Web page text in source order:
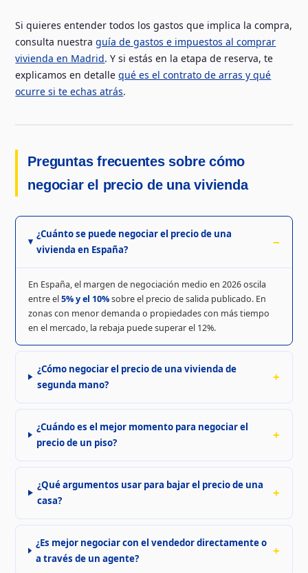
Si quieres entender todos los gastos que implica la compra,
consulta nuestraguía de gastos e impuestos al comprar
vivienda en Madrid. Y si estás en la etapa de reserva, te
explicamos en detallequé es el contrato de arras y qué
ocurre si te echas atrás.
Preguntas frecuentes sobre cómo
negociar el precio de una vivienda
¿Cuánto se puede negociar el precio de una
vivienda en España?
En España, el margen de negociación medio en 2026 oscila
entre el5% y el 10%sobre el precio de salida publicado. En
zonas con menor demanda o propiedades con más tiempo
en el mercado, la rebaja puede superar el 12%.
¿Cómo negociar el precio de una vivienda de
segunda mano?
¿Cuándo es el mejor momento para negociar el
precio de un piso?
¿Qué argumentos usar para bajar el precio de una
casa?
¿Es mejor negociar con el vendedor directamente o
a través de un agente?